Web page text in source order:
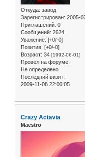
Откуда: завод
Зарегистрирован: 2005-
Приглашений: 0
Сообщений: 2624
Уважение: [+0/-0]
Позитив: [+0/-0]
Возраст: 34 [1992-06-01]
Провел на форуме:
Не определено
Последний визит:
2009-11-08 22:00:05
Crazy Actavia
Maestro